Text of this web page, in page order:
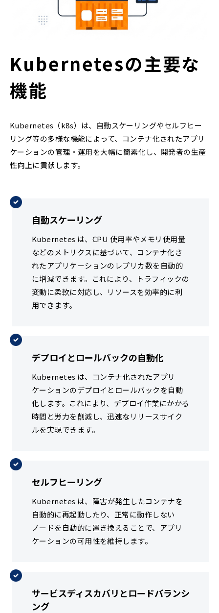
Kubernetesの主要な
機能
Kubernetes（k8s）は、自動スケーリングやセルフヒー
リング等の多様な機能によって、コンテナ化されたアプリ
ケーションの管理・運用を大幅に簡素化し、開発者の生産
性向上に貢献します。
自動スケーリング
Kubernetes は、CPU 使用率やメモリ使用量
などのメトリクスに基づいて、コンテナ化さ
れたアプリケーションのレプリカ数を自動的
に増減できます。これにより、トラフィックの
変動に柔軟に対応し、リソースを効率的に利
用できます。
デプロイとロールバックの自動化
Kubernetes は、コンテナ化されたアプリ
ケーションのデプロイとロールバックを自動
化します。これにより、デプロイ作業にかかる
時間と労力を削減し、迅速なリリースサイク
ルを実現できます。
セルフヒーリング
Kubernetes は、障害が発生したコンテナを
自動的に再起動したり、正常に動作しない
ノードを自動的に置き換えることで、アプリ
ケーションの可用性を維持します。
サービスディスカバリとロードバランシ
ング